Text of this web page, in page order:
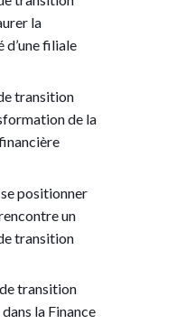
la
filiale
transition
de la
positionner
un
transition
transition
la Finance